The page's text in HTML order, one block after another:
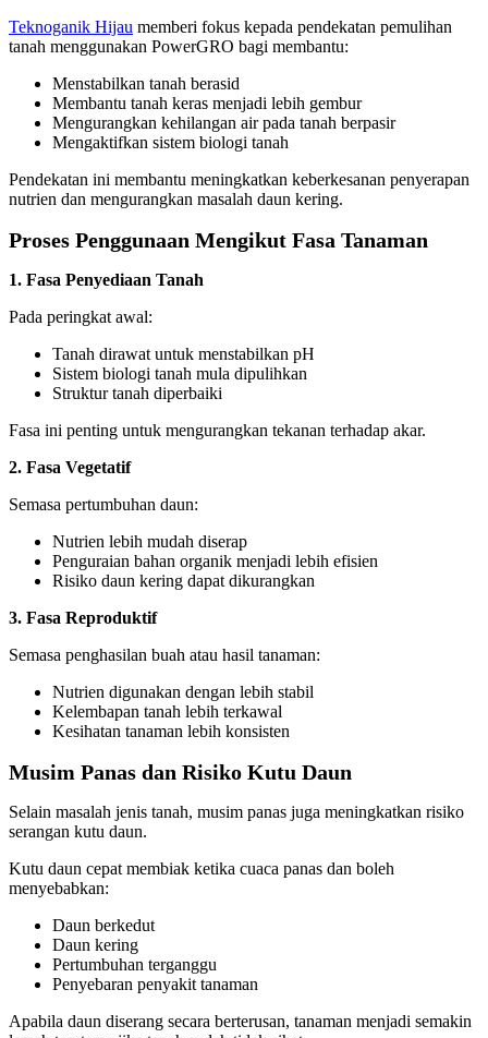
Teknoganik Hijau memberi fokus kepada pendekatan pemulihan
tanah menggunakan PowerGRO bagi membantu:
Menstabilkan tanah berasid
Membantu tanah keras menjadi lebih gembur
Mengurangkan kehilangan air pada tanah berpasir
Mengaktifkan sistem biologi tanah
Pendekatan ini membantu meningkatkan keberkesanan penyerapan
nutrien dan mengurangkan masalah daun kering.
Proses Penggunaan Mengikut Fasa Tanaman
1. Fasa Penyediaan Tanah
Pada peringkat awal:
Tanah dirawat untuk menstabilkan pH
Sistem biologi tanah mula dipulihkan
Struktur tanah diperbaiki
Fasa ini penting untuk mengurangkan tekanan terhadap akar.
2. Fasa Vegetatif
Semasa pertumbuhan daun:
Nutrien lebih mudah diserap
Penguraian bahan organik menjadi lebih efisien
Risiko daun kering dapat dikurangkan
3. Fasa Reproduktif
Semasa penghasilan buah atau hasil tanaman:
Nutrien digunakan dengan lebih stabil
Kelembapan tanah lebih terkawal
Kesihatan tanaman lebih konsisten
Musim Panas dan Risiko Kutu Daun
Selain masalah jenis tanah, musim panas juga meningkatkan risiko
serangan kutu daun.
Kutu daun cepat membiak ketika cuaca panas dan boleh
menyebabkan:
Daun berkedut
Daun kering
Pertumbuhan terganggu
Penyebaran penyakit tanaman
Apabila daun diserang secara berterusan, tanaman menjadi semakin